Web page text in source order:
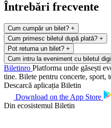
Întrebări frecvente
Cum cumpăr un bilet? +
Cum primesc biletul după plată? +
Pot returna un bilet? +
Cum intru la eveniment cu biletul
Biletinro Platforma unde găsești
tine. Bilete pentru concerte, sport,
Descarcă aplicația Biletin
Download on the App Store
Din ecosistemul Biletin